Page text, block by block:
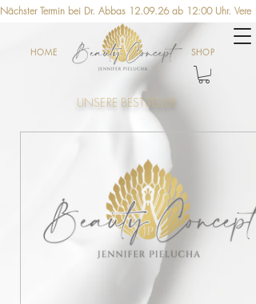
Nächster Termin bei Dr. Abbas 12.09.26 ab 12:00 Uhr.
UNSERE BESTSELLER
HOME SHOP